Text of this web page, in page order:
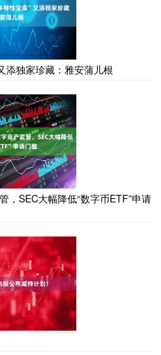
添独家珍藏：雅安蒲儿根
，SEC大幅降低“数字币ETF”申请